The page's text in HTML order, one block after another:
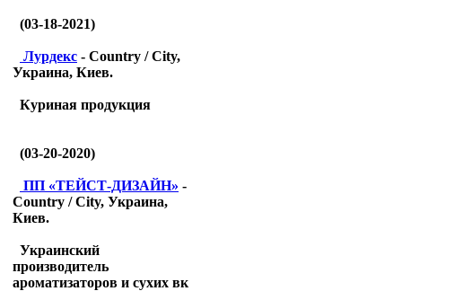
(03-18-2021)
Лурдекс - Country / City,
Украина, Киев.
Куриная продукция
(03-20-2020)
ПП «ТЕЙСТ-ДИЗАЙН» -
Country / City, Украина,
Киев.
Украинский
производитель
ароматизаторов и сухих вк